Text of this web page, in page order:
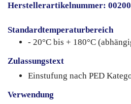
Herstellerartikelnummer:
Standardtemperaturbereich
- 20°C bis + 180°C
Zulassungstext
Einstufung nach PED
Verwendung